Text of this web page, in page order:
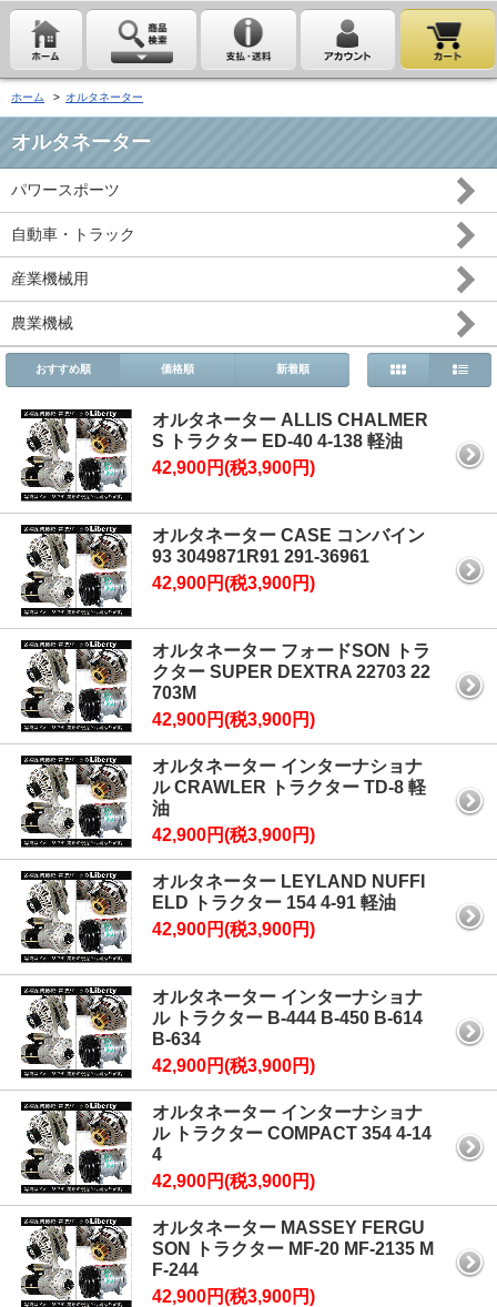
ホーム > オルタネーター
オルタネーター
パワースポーツ
自動車・トラック
産業機械用
農業機械
おすすめ順 価格順 新着順
オルタネーター ALLIS CHALMER
S トラクター ED-40 4-138 軽油
42,900円(税3,900円)
オルタネーター CASE コンバイン
93 3049871R91 291-36961
42,900円(税3,900円)
オルタネーター フォードSON トラ
クター SUPER DEXTRA 22703 22
703M
42,900円(税3,900円)
オルタネーター インターナショナ
ル CRAWLER トラクター TD-8 軽
油
42,900円(税3,900円)
オルタネーター LEYLAND NUFFI
ELD トラクター 154 4-91 軽油
42,900円(税3,900円)
オルタネーター インターナショナ
ル トラクター B-444 B-450 B-614
B-634
42,900円(税3,900円)
オルタネーター インターナショナ
ル トラクター COMPACT 354 4-14
4
42,900円(税3,900円)
オルタネーター MASSEY FERGU
SON トラクター MF-20 MF-2135 M
F-244
42,900円(税3,900円)